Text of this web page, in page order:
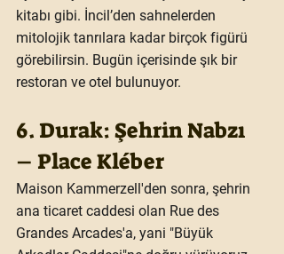
kitabı gibi. İncil’den sahnelerden
mitolojik tanrılara kadar birçok figürü
görebilirsin. Bugün içerisinde şık bir
restoran ve otel bulunuyor.
6. Durak: Şehrin Nabzı
– Place Kléber
Maison Kammerzell'den sonra, şehrin
ana ticaret caddesi olan Rue des
Grandes Arcades'a, yani "Büyük